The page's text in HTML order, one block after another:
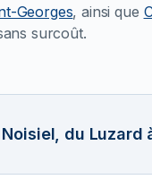
Georges, ainsi que
surcoût.
du Luzard